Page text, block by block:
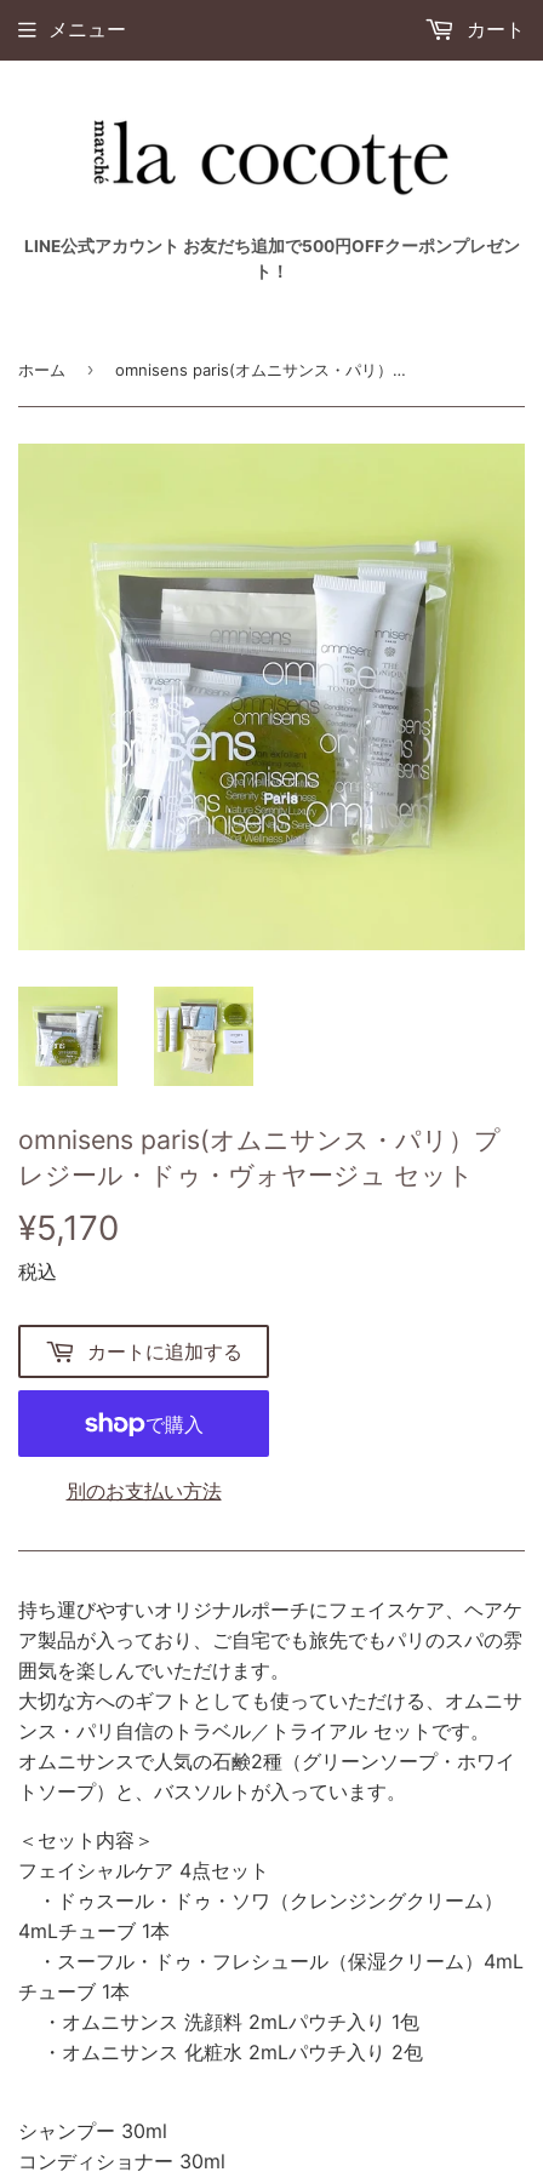
LINE公式アカウント お友だち追加で500円OFFクーポンプレゼン
ト！
メニュー カート
ホーム › omnisens paris(オムニサンス・パリ）プレジール・ドゥ・ヴォヤージュ セット
omnisens paris(オムニサンス・パリ）プ
レジール・ドゥ・ヴォヤージュ セット
¥5,170
税込
カートに追加する
別のお支払い方法
持ち運びやすいオリジナルポーチにフェイスケア、ヘアケ
ア製品が入っており、ご自宅でも旅先でもパリのスパの雰
囲気を楽しんでいただけます。
大切な方へのギフトとしても使っていただける、オムニサ
ンス・パリ自信のトラベル／トライアル セットです。
オムニサンスで人気の石鹸2種（グリーンソープ・ホワイ
トソープ）と、バスソルトが入っています。
＜セット内容＞
フェイシャルケア 4点セット
・ドゥスール・ドゥ・ソワ（クレンジングクリーム）
4mLチューブ 1本
・スーフル・ドゥ・フレシュール（保湿クリーム）4mL
チューブ 1本
・オムニサンス 洗顔料 2mLパウチ入り 1包
・オムニサンス 化粧水 2mLパウチ入り 2包
シャンプー 30ml
コンディショナー 30ml